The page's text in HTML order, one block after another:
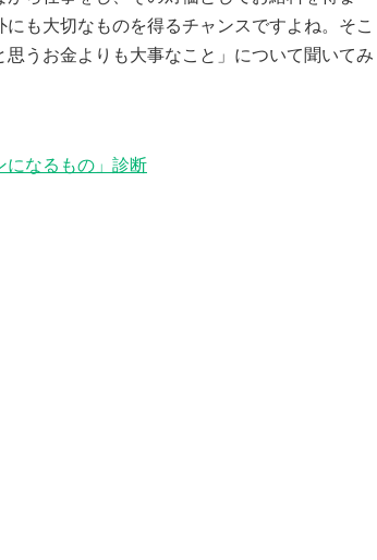
も大切なものを得るチャンスですよね。そこ
うお金よりも大事なこと」について聞いてみ
になるもの」診断